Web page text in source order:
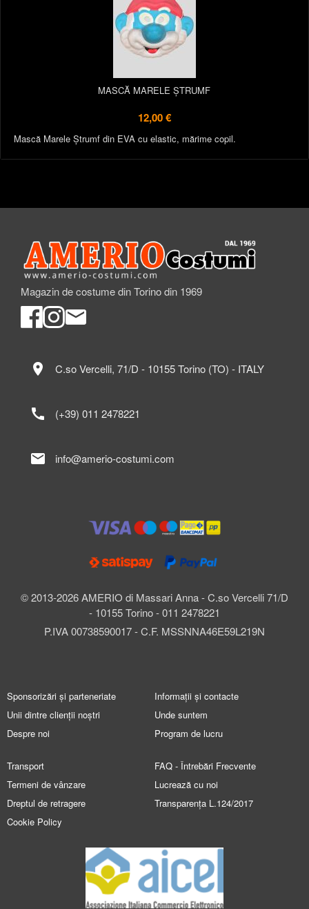
MASCĂ MARELE ȘTRUMF
12,00 €
Mască Marele Ștrumf din EVA cu elastic, mărime copil.
Magazin de costume din Torino din 1969
© 2013-2026 AMERIO di Massari Anna - C.so Vercelli 71/D
- 10155 Torino - 011 2478221
P.IVA 00738590017 - C.F. MSSNNA46E59L219N
location_on C.so Vercelli, 71/D - 10155 Torino (TO) - ITALY
call (+39) 011 2478221
mail info@amerio-costumi.com
Sponsorizări și parteneriate
Unii dintre clienții noștri
Despre noi
Informații și contacte
Unde suntem
Program de lucru
Transport
Termeni de vânzare
Dreptul de retragere
Cookie Policy
FAQ - Întrebări Frecvente
Lucrează cu noi
Transparența L.124/2017